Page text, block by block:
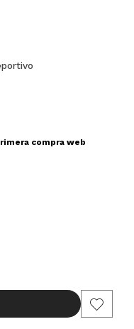
compra web